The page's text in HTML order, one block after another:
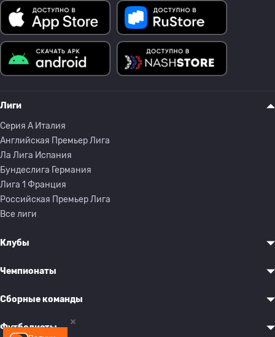
Лиги
Серия A Италия
Английская Премьер Лига
Ла Лига Испания
Бундеслига Германия
Лига 1 Франция
Российская Премьер Лига
Все лиги
Клубы
Чемпионаты
Сборные команды
Футболисты